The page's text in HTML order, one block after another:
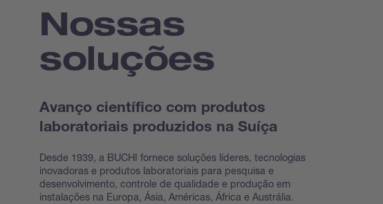
Nossas
soluções
Avanço científico com produtos
laboratoriais produzidos na Suíça
Desde 1939, a BUCHI fornece soluções líderes, tecnologias
inovadoras e produtos laboratoriais para pesquisa e
desenvolvimento, controle de qualidade e produção em
instalações na Europa, Ásia, Américas, África e Austrália.